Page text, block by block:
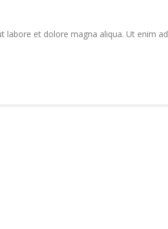
labore et dolore magna aliqua. Ut enim ad